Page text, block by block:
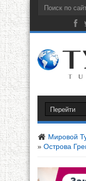
Мировой
» Острова